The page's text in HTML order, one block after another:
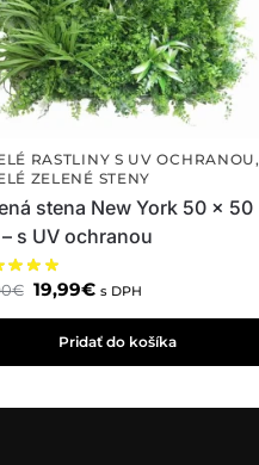
RASTLINY S UV OCHRANOU,
ZELENÉ STENY
stena New York 50 x 50
s UV ochranou
€ 19,99€ s DPH
Pridať do košíka